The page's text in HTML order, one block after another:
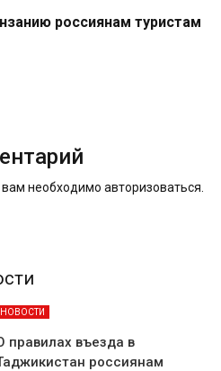
россиянам туристам
необходимо авторизоваться
НОВОСТИ
правилах въезда в
россиянам